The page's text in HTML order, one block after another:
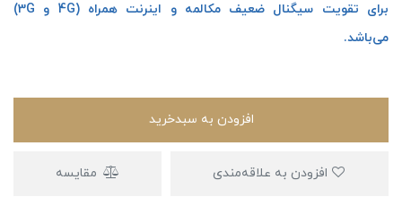
برای تقویت سیگنال ضعیف مکالمه و اینرنت همراه (4G و 3G)
می‌باشد.
افزودن به سبدخرید
مقایسه